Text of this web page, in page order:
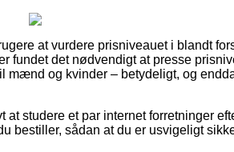
at vurdere prisniveauet i blandt
fundet det nødvendigt at presse
mænd og kvinder – betydeligt, og
studere et par internet forretninger
bestiller, sådan at du er usvigeligt